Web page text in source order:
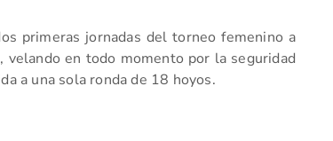
primeras jornadas del torneo femenino a
velando en todo momento por la seguridad
a una sola ronda de 18 hoyos.